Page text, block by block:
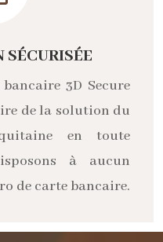
3D Secure
de la solution du
en toute
à aucun
de carte bancaire.